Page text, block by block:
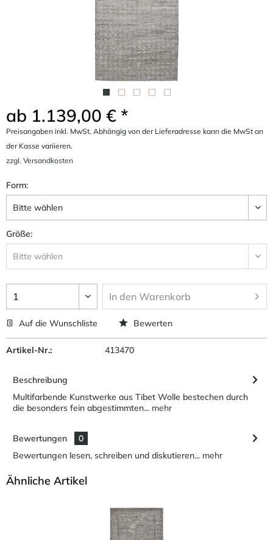
ab 1.139,00 € *
Preisangaben inkl. MwSt. Abhängig von der Lieferadresse kann die MwSt an
der Kasse variieren.
zzgl. Versandkosten
Form:
Größe:
In den Warenkorb
Auf die Wunschliste Bewerten
Artikel-Nr.: 413470
Beschreibung
Multifarbende Kunstwerke aus Tibet Wolle bestechen durch
die besonders fein abgestimmten... mehr
Bewertungen
0
Bewertungen lesen, schreiben und diskutieren... mehr
Ähnliche Artikel